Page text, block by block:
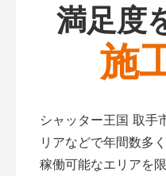
満足度
施
シャッター王国 取手
リアなどで年間数多
稼働可能なエリアを